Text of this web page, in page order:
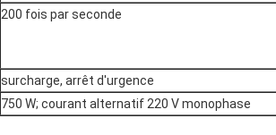
200 fois par seconde
surcharge, arrêt d'urgence
750 W; courant alternatif 220 V monophase